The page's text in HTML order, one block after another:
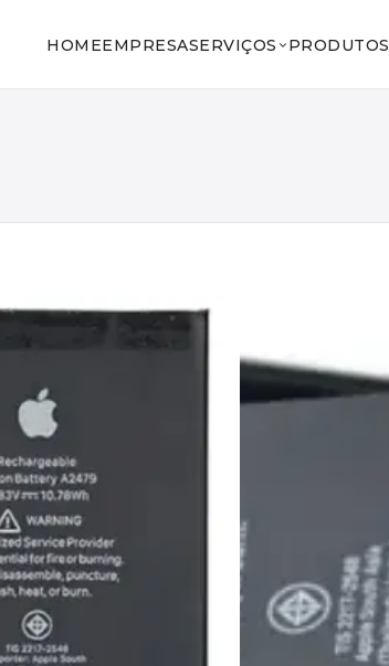
HOMEEMPRESASERVIÇOS PRODUTOS